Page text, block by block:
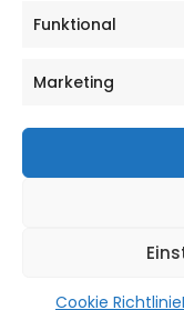
Funktional
Marketing
Cookie Richtlinie
Impressum
Cookie Richtlinie
CITYLIFE!
WordPress